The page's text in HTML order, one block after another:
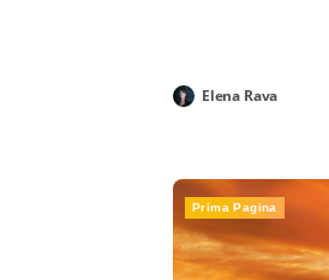
Elena Rava
Prima Pagina